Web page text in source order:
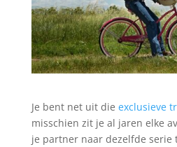
Je bent net uit die exclusieve
misschien zit je al jaren elke
je partner naar dezelfde serie